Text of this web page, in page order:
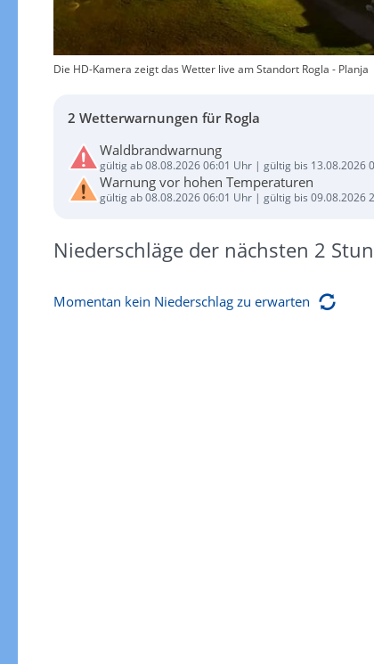
Die HD-Kamera zeigt das Wetter live am Standort Rogla - Planja
2 Wetterwarnungen für Rogla
Waldbrandwarnung
gültig ab 08.08.2026 06:01 Uhr | gültig bis 13.08.2026
Warnung vor hohen Temperaturen
gültig ab 08.08.2026 06:01 Uhr | gültig bis 09.08.2026
Niederschläge der nächsten 2
Momentan kein Niederschlag zu erwarten